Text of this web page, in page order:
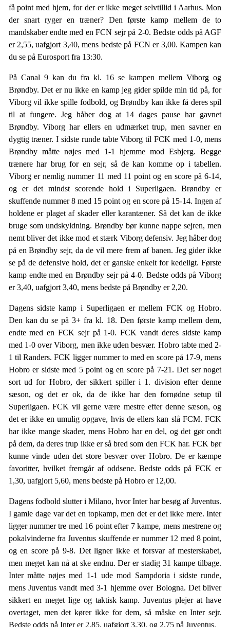
få point med hjem, for der er ikke meget selvtillid i Aarhus. Mon
der snart ryger en træner? Den første kamp mellem de to
mandskaber endte med en FCN sejr på 2-0. Bedste odds på AGF
er 2,55, uafgjort 3,40, mens bedste på FCN er 3,00. Kampen kan
du se på Eurosport fra 13:30.
På Canal 9 kan du fra kl. 16 se kampen mellem Viborg og
Brøndby. Det er nu ikke en kamp jeg gider spilde min tid på, for
Viborg vil ikke spille fodbold, og Brøndby kan ikke få deres spil
til at fungere. Jeg håber dog at 14 dages pause har gavnet
Brøndby. Viborg har ellers en udmærket trup, men savner en
dygtig træner. I sidste runde tabte Viborg til FCK med 1-0, mens
Brøndby måtte nøjes med 1-1 hjemme mod Esbjerg. Begge
trænere har brug for en sejr, så de kan komme op i tabellen.
Viborg er nemlig nummer 11 med 11 point og en score på 6-14,
og er det mindst scorende hold i Superligaen. Brøndby er
skuffende nummer 8 med 15 point og en score på 15-14. Ingen af
holdene er plaget af skader eller karantæner. Så det kan de ikke
bruge som undskyldning. Brøndby bør kunne nappe sejren, men
nemt bliver det ikke mod et stærk Viborg defensiv. Jeg håber dog
på en Brøndby sejr, da de vil mere frem af banen. Jeg gider ikke
se på de defensive hold, det er ganske enkelt for kedeligt. Første
kamp endte med en Brøndby sejr på 4-0. Bedste odds på Viborg
er 3,40, uafgjort 3,40, mens bedste på Brøndby er 2,20.
Dagens sidste kamp i Superligaen er mellem FCK og Hobro.
Den kan du se på 3+ fra kl. 18. Den første kamp mellem dem,
endte med en FCK sejr på 1-0. FCK vandt deres sidste kamp
med 1-0 over Viborg, men ikke uden besvær. Hobro tabte med 2-
1 til Randers. FCK ligger nummer to med en score på 17-9, mens
Hobro er sidste med 5 point og en score på 7-21. Det ser noget
sort ud for Hobro, der sikkert spiller i 1. division efter denne
sæson, og det er ok, da de ikke har den fornødne setup til
Superligaen. FCK vil gerne være mestre efter denne sæson, og
det er ikke en umulig opgave, hvis de ellers kan slå FCM. FCK
har ikke mange skader, mens Hobro har en del, og det gør ondt
på dem, da deres trup ikke er så bred som den FCK har. FCK bør
kunne vinde uden det store besvær over Hobro. De er kæmpe
favoritter, hvilket fremgår af oddsene. Bedste odds på FCK er
1,30, uafgjort 5,60, mens bedste på Hobro er 12,00.
Dagens fodbold slutter i Milano, hvor Inter har besøg af Juventus.
I gamle dage var det en topkamp, men det er det ikke mere. Inter
ligger nummer tre med 16 point efter 7 kampe, mens mestrene og
pokalvinderne fra Juventus skuffende er nummer 12 med 8 point,
og en score på 9-8. Det ligner ikke et forsvar af mesterskabet,
men meget kan nå at ske endnu. Der er stadig 31 kampe tilbage.
Inter måtte nøjes med 1-1 ude mod Sampdoria i sidste runde,
mens Juventus vandt med 3-1 hjemme over Bologna. Det bliver
sikkert en meget lige og taktisk kamp. Juventus plejer at have
overtaget, men det kører ikke for dem, så måske en Inter sejr.
Bedste odds på Inter er 2,85, uafgjort 3,30, og 2,75 på Juventus.